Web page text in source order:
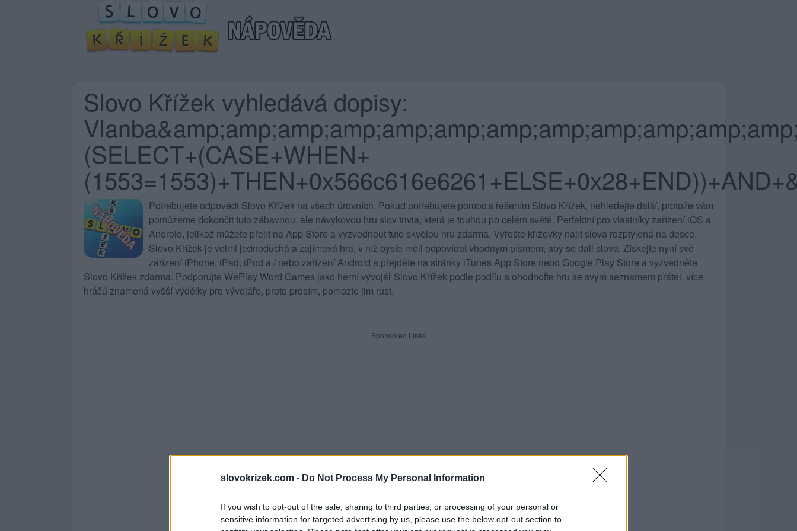
slovokrizek.com - Do Not Process My Personal Information
If you wish to opt-out of the sale, sharing to third parties, or processing of your personal or
sensitive information for targeted advertising by us, please use the below opt-out section to
Slovo Křížek vyhledává dopisy:
(SELECT+(CASE+WHEN+
Potřebujete odpovědi Slovo Křížek na všech úrovních. Pokud potřebujete pomoc s řešením Slovo Křížek, nehledejte další, protože vám
pomůžeme dokončit tuto zábavnou, ale návykovou hru slov trivia, která je touhou po celém světě. Perfektní pro vlastníky zařízení iOS a
Android, jelikož můžete přejít na App Store a vyzvednout tuto skvělou hru zdarma. Vyřešte křížovky najít slova rozptýlená na desce.
Slovo Křížek je velmi jednoduchá a zajímavá hra, v níž byste měli odpovídat vhodným písmem, aby se dali slova. Získejte nyní své
zařízení iPhone, iPad, iPod a / nebo zařízení Android a přejděte na stránky iTunes App Store nebo Google Play Store a vyzvedněte
Slovo Křížek zdarma. Podporujte WePlay Word Games jako herní vývojář Slovo Křížek podle podílu a ohodnoťte hru se svým seznamem přátel, více
hráčů znamená vyšší výdělky pro vývojáře, proto prosím, pomozte jim růst.
Sponsored Links